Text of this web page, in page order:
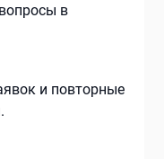
в
и повторные